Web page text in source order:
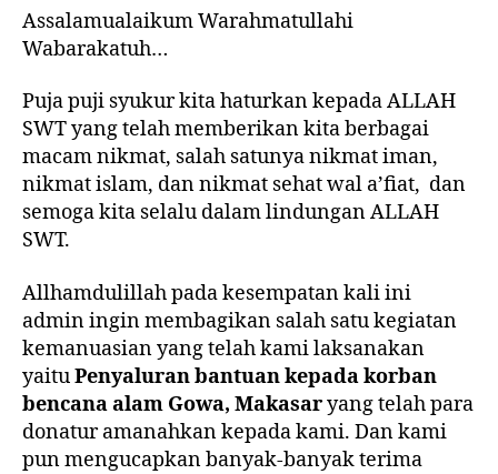
Assalamualaikum Warahmatullahi
Wabarakatuh…
Puja puji syukur kita haturkan kepada ALLAH
SWT yang telah memberikan kita berbagai
macam nikmat, salah satunya nikmat iman,
nikmat islam, dan nikmat sehat wal a’fiat, dan
semoga kita selalu dalam lindungan ALLAH
SWT.
Allhamdulillah pada kesempatan kali ini
admin ingin membagikan salah satu kegiatan
kemanuasian yang telah kami laksanakan
yaituPenyaluran bantuan kepada korban
bencana alam Gowa, Makasaryang telah para
donatur amanahkan kepada kami. Dan kami
pun mengucapkan banyak-banyak terima